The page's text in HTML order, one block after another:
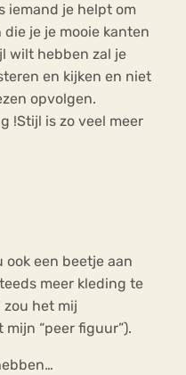
iemand je helpt om
je je mooie kanten
wilt hebben zal je
en kijken en niet
opvolgen.
!Stijl is zo veel meer
ook een beetje aan
meer kleding te
zou het mij
mijn “peer figuur”).